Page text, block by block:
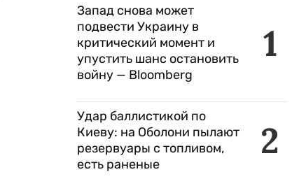
1
Запад снова может
подвести Украину в
критический момент и
упустить шанс остановить
войну — Bloomberg
2
Удар баллистикой по
Киеву: на Оболони пылают
резервуары с топливом,
есть раненые